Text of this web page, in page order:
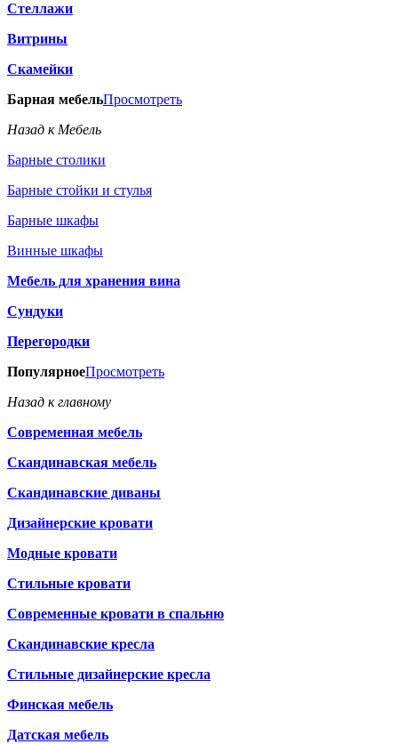
Стеллажи
Витрины
Скамейки
Барная мебельПросмотреть
Назад к Мебель
Барные столики
Барные стойки и стулья
Барные шкафы
Винные шкафы
Мебель для хранения вина
Сундуки
Перегородки
ПопулярноеПросмотреть
Назад к главному
Современная мебель
Скандинавская мебель
Скандинавские диваны
Дизайнерские кровати
Модные кровати
Стильные кровати
Современные кровати в спальню
Скандинавские кресла
Стильные дизайнерские кресла
Финская мебель
Датская мебель